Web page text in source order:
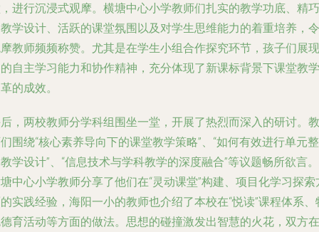
进行沉浸式观摩。横塘中心小学教师们扎实的教学功底、精巧
学设计、活跃的课堂氛围以及对学生思维能力的着重培养，令
教师频频称赞。尤其是在学生小组合作探究环节，孩子们展现
自主学习能力和协作精神，充分体现了新课标背景下课堂教学
的成效。
，两校教师分学科组围坐一堂，开展了热烈而深入的研讨。教
围绕“核心素养导向下的课堂教学策略”、“如何有效进行单元整
学设计”、“信息技术与学科教学的深度融合”等议题畅所欲言。
中心小学教师分享了他们在“灵动课堂”构建、项目化学习探索
实践经验，海阳一小的教师也介绍了本校在“悦读”课程体系、
育活动等方面的做法。思想的碰撞激发出智慧的火花，双方在